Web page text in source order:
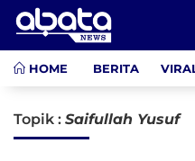
HOME BERITA
Topik : Saifullah Yusuf